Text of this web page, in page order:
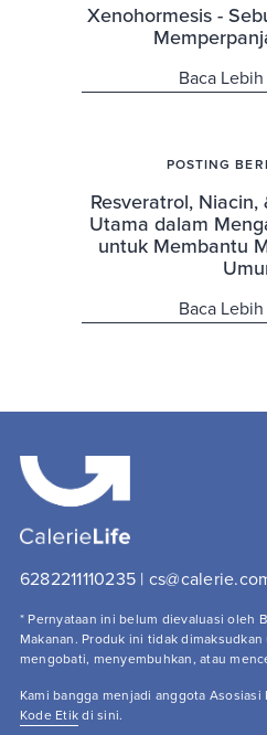
Xenohormesis -
Baca
POSTING
Resveratrol,
Utama dalam
untuk Membantu
Baca
6282211110235 |
* Pernyataan ini belum dievaluasi oleh
Makanan. Produk ini tidak
mengobati, menyembuhkan, atau
Kode Etik di sini.